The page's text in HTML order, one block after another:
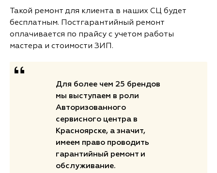
Такой ремонт для клиента в наших СЦ будет
бесплатным. Постгарантийный ремонт
оплачивается по прайсу с учетом работы
мастера и стоимости ЗИП.
Для более чем 25 брендов
мы выступаем в роли
Авторизованного
сервисного центра в
Красноярске, а значит,
имеем право проводить
гарантийный ремонт и
обслуживание.